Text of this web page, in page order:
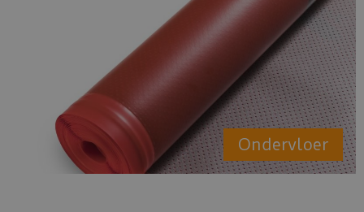
Ondervloer